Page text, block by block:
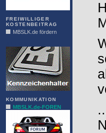
FREIWILLIGER
KOSTENBEITRAG
MBSLK.de fördern
KOMMUNIKATION
MBSLK.de-FOREN